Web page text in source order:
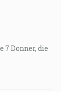
7 Donner, die